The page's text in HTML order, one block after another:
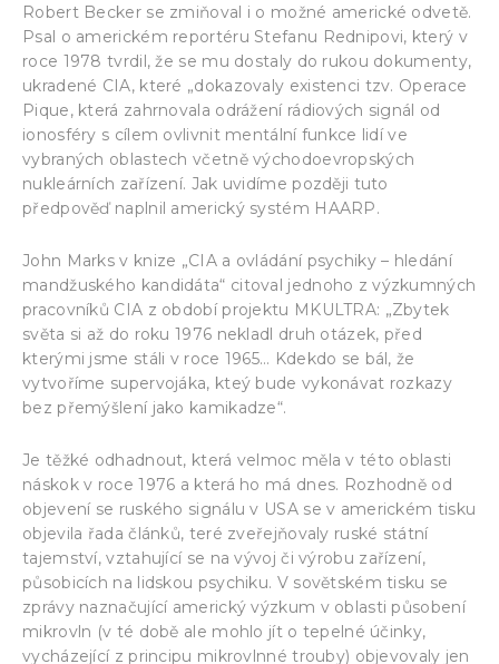
Robert Becker se zmiňoval i o možné americké odvetě.
Psal o americkém reportéru Stefanu Rednipovi, který v
roce 1978 tvrdil, že se mu dostaly do rukou dokumenty,
ukradené CIA, které „dokazovaly existenci tzv. Operace
Pique, která zahrnovala odrážení rádiových signál od
ionosféry s cílem ovlivnit mentální funkce lidí ve
vybraných oblastech včetně východoevropských
nukleárních zařízení. Jak uvidíme později tuto
předpověď naplnil americký systém HAARP.
John Marks v knize „CIA a ovládání psychiky – hledání
mandžuského kandidáta“ citoval jednoho z výzkumných
pracovníků CIA z období projektu MKULTRA: „Zbytek
světa si až do roku 1976 nekladl druh otázek, před
kterými jsme stáli v roce 1965… Kdekdo se bál, že
vytvoříme supervojáka, kteý bude vykonávat rozkazy
bez přemýšlení jako kamikadze“.
Je těžké odhadnout, která velmoc měla v této oblasti
náskok v roce 1976 a která ho má dnes. Rozhodně od
objevení se ruského signálu v USA se v americkém tisku
objevila řada článků, teré zveřejňovaly ruské státní
tajemství, vztahující se na vývoj či výrobu zařízení,
působicích na lidskou psychiku. V sovětském tisku se
zprávy naznačující americký výzkum v oblasti působení
mikrovln (v té době ale mohlo jít o tepelné účinky,
vycházející z principu mikrovlnné trouby) objevovaly jen